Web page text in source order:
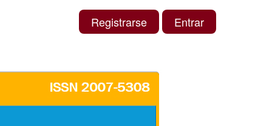
Registrarse Entrar